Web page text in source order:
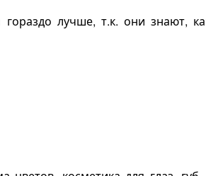
лучше, т.к. они знают,